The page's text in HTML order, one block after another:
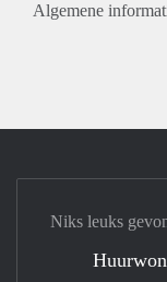
Algemene
Niks leuks